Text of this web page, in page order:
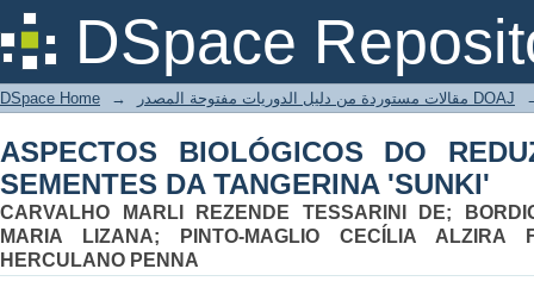
DSpace
ASPECTOS BIOLÓGICOS DO
'SUNKI'
DSpace Home → مقالات مستوردة من دليل الدوريات مفتوحة المصدر DOAJ
ASPECTOS BIOLÓGICOS DO
SEMENTES DA TANGERINA 'SUNKI'
CARVALHO MARLI REZENDE TESSARINI DE;
MARIA LIZANA; PINTO-MAGLIO CECÍLIA ALZIRA
HERCULANO PENNA